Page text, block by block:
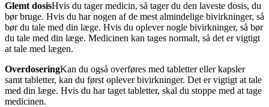
Glemt dosisHvis du tager medicin, så tager du den laveste dosis, du
bør bruge. Hvis du har nogen af de mest almindelige bivirkninger, så
bør du tale med din læge. Hvis du oplever nogle bivirkninger, så bør
du tale med din læge. Medicinen kan tages normalt, så det er vigtigt
at tale med lægen.
OverdoseringKan du også overføres med tabletter eller kapsler
samt tabletter, kan du først oplever bivirkninger. Det er vigtigt at tale
med din læge. Hvis du har taget tabletter, skal du stoppe med at tage
medicinen.